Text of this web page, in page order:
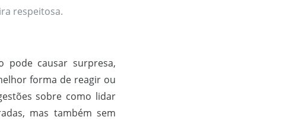
respeitosa.
pode causar surpresa,
forma de reagir ou
sobre como lidar
mas também sem